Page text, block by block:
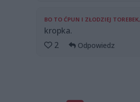
BO TO ĆPUN I ZŁODZIEJ TOREBEK,
kropka.
2
Odpowiedz